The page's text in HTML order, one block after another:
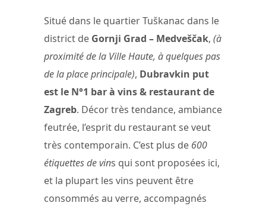
Situé dans le quartier Tuškanac dans le
district de Gornji Grad – Medveščak, (à
proximité de la Ville Haute, à quelques pas
de la place principale), Dubravkin put
est le N°1 bar à vins & restaurant de
Zagreb. Décor très tendance, ambiance
feutrée, l’esprit du restaurant se veut
très contemporain. C’est plus de 600
étiquettes de vins qui sont proposées ici,
et la plupart les vins peuvent être
consommés au verre, accompagnés